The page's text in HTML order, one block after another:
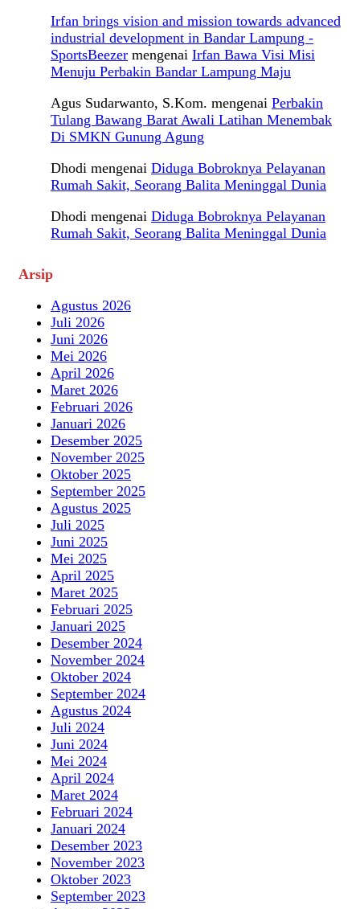
Irfan brings vision and mission towards advanced
industrial development in Bandar Lampung -
SportsBeezer mengenai Irfan Bawa Visi Misi
Menuju Perbakin Bandar Lampung Maju
Agus Sudarwanto, S.Kom. mengenai Perbakin
Tulang Bawang Barat Awali Latihan Menembak
Di SMKN Gunung Agung
Dhodi mengenai Diduga Bobroknya Pelayanan
Rumah Sakit, Seorang Balita Meninggal Dunia
Dhodi mengenai Diduga Bobroknya Pelayanan
Rumah Sakit, Seorang Balita Meninggal Dunia
Arsip
Agustus 2026
Juli 2026
Juni 2026
Mei 2026
April 2026
Maret 2026
Februari 2026
Januari 2026
Desember 2025
November 2025
Oktober 2025
September 2025
Agustus 2025
Juli 2025
Juni 2025
Mei 2025
April 2025
Maret 2025
Februari 2025
Januari 2025
Desember 2024
November 2024
Oktober 2024
September 2024
Agustus 2024
Juli 2024
Juni 2024
Mei 2024
April 2024
Maret 2024
Februari 2024
Januari 2024
Desember 2023
November 2023
Oktober 2023
September 2023